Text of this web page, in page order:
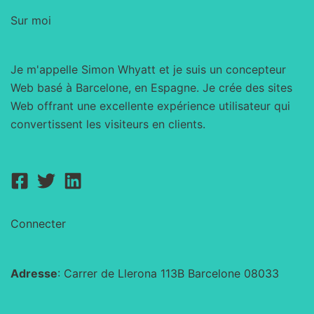
faire
Sur moi
Je m'appelle Simon Whyatt et je suis un concepteur
Web basé à Barcelone, en Espagne. Je crée des sites
Web offrant une excellente expérience utilisateur qui
convertissent les visiteurs en clients.
Connecter
Adresse: Carrer de Llerona 113B Barcelone 08033